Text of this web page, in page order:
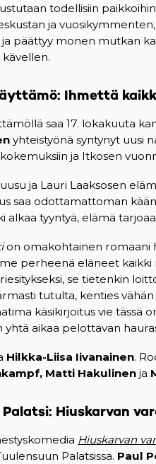
todellisiin
ja
ja päättyy monen mutkan
Ihmettä
saa 17. lokakuuta
yhteistyönä syntynyt uusi
ja Itkosen
ja Lauri Laaksosen
saa odottamattoman
alkaa tyyntyä, elämä
on omakohtainen romaani
perheenä eläneet kaikki
se tietenkin
tutulta, kenties
käsikirjoitus vie tässä
yhtä aikaa pelottavan
Hilkka-Liisa Iivanainen.
Matti Hakulinen ja
Hiuskarvan
Hiuskarvan
Palatsissa. Paul